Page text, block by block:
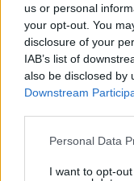
us or personal
your opt-out. You
disclosure of your
IAB’s list of
also be disclosed by
Downstream
Please note that
not limited to your
Personal Data
I want to opt-